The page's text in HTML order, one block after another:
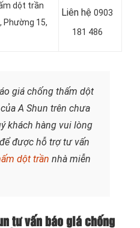
dột trần
Phường 15,
Liên hệ 0903
181 486
giá chống thấm dột
A Shun trên chưa
khách hàng vui lòng
được hỗ trợ tư vấn
dột trần nhà miễn
tư vấn báo giá chống